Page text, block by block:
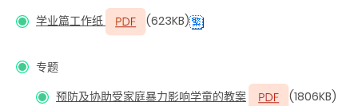
学业篇工作纸 (623KB)
专题
预防及协助受家庭暴力影响学童的教案
(1806KB)